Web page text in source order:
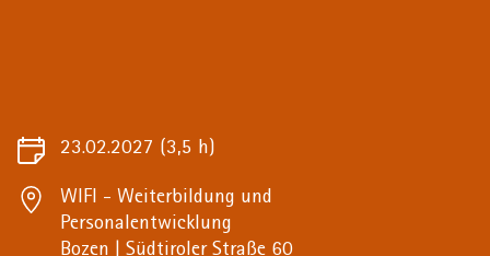
23.02.2027 (3,5 h)
WIFI - Weiterbildung und
Personalentwicklung
Bozen | Südtiroler Straße 60